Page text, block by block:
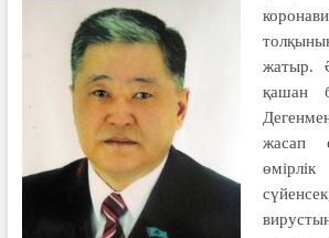
жатыр.
қашан
жасап